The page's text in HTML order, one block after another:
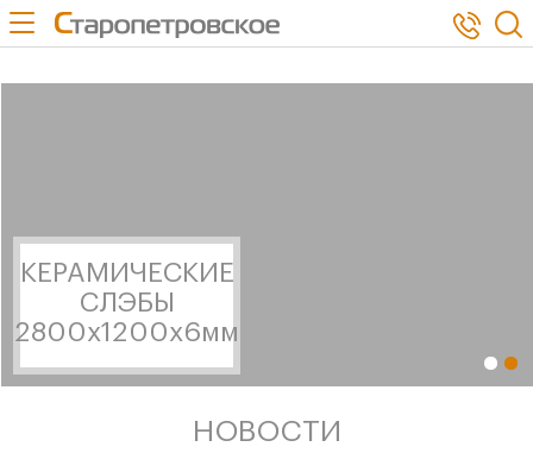
use Bitrix\Main\Page\Asset; $asset->addJs(SITE_TEMPLATE_PATH .
'/js/jquery.min.js');
КЕРАМИЧЕСКИЕ
СЛЭБЫ
2800x1200x6мм
НОВОСТИ